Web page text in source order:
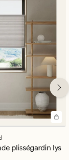
plisségardin lys